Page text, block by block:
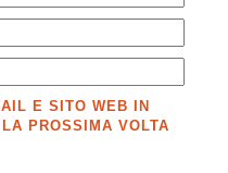
E SITO WEB IN
PROSSIMA VOLTA